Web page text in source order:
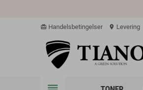
card_giftcard Handelsbetingelser location_on Levering